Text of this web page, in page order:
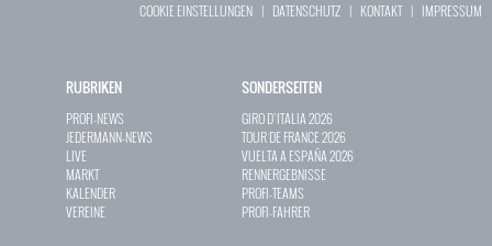
COOKIE EINSTELLUNGEN | DATENSCHUTZ | KONTAKT| IMPRESSUM
RUBRIKEN
PROFI-NEWS
JEDERMANN-NEWS
LIVE
MARKT
KALENDER
VEREINE
SONDERSEITEN
GIRO D`ITALIA 2026
TOUR DE FRANCE 2026
VUELTA A ESPAÑA 2026
RENNERGEBNISSE
PROFI-TEAMS
PROFI-FAHRER